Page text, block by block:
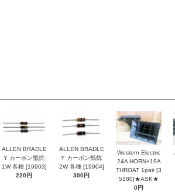
ALLEN BRADLE
Y カーボン抵抗
1W 各種 [19903]
220円
ALLEN BRADLE
Y カーボン抵抗
2W 各種 [19904]
300円
Western Electric
24A HORN+19A
THROAT 1pair [3
5180]★ASK★
0円